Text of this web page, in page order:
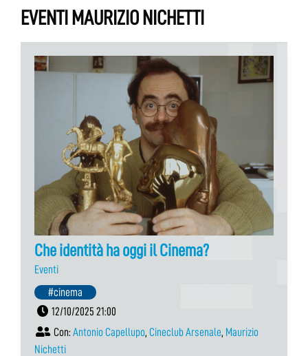
EVENTI MAURIZIO NICHETTI
Che identità ha oggi il Cinema?
Eventi
#cinema
12/10/2025 21:00
Con: Antonio Capellupo, Cineclub Arsenale, Maurizio
Nichetti